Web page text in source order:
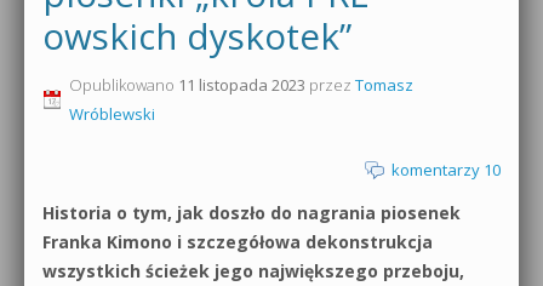
Produkcja muzyczna od podstaw
Sylenth1 od podstaw
Dubstep z syntezatorem Massive
Kontakt 5 Kompendium
0dB.pl - informacje
Newsletter
Polityka prywatności
owskich dyskotek”
Opublikowano 11 listopada 2023 przez Tomasz
Wróblewski
komentarzy 10
Historia o tym, jak doszło do nagrania piosenek
Franka Kimono i szczegółowa dekonstrukcja
wszystkich ścieżek jego największego przeboju,